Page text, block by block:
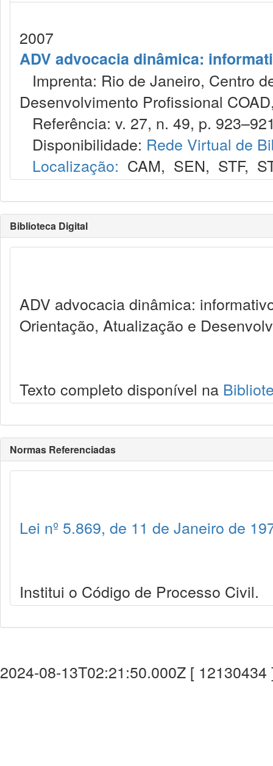
2007
ADV advocacia dinâmica:
Imprenta: Rio de Janeiro, Centro
Desenvolvimento Profissional
Referência: v. 27, n. 49, p.
Disponibilidade: Rede Virtual de
Localização: CAM, SEN, STF,
Biblioteca Digital
ADV advocacia dinâmica:
Orientação, Atualização e
Texto completo disponível na
Normas Referenciadas
Lei nº 5.869, de 11 de Janeiro de
Institui o Código de Processo Civil.
2024-08-13T02:21:50.000Z [ 12130434